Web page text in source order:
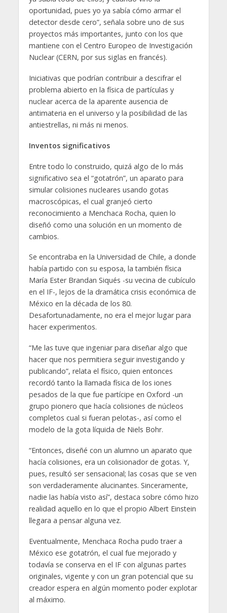
oportunidad, pues yo ya sabía cómo armar el
detector desde cero”, señala sobre uno de sus
proyectos más importantes, junto con los que
mantiene con el Centro Europeo de Investigación
Nuclear (CERN, por sus siglas en francés).
Iniciativas que podrían contribuir a descifrar el
problema abierto en la física de partículas y
nuclear acerca de la aparente ausencia de
antimateria en el universo y la posibilidad de las
antiestrellas, ni más ni menos.
Inventos significativos
Entre todo lo construido, quizá algo de lo más
significativo sea el “gotatrón”, un aparato para
simular colisiones nucleares usando gotas
macroscópicas, el cual granjeó cierto
reconocimiento a Menchaca Rocha, quien lo
diseñó como una solución en un momento de
cambios.
Se encontraba en la Universidad de Chile, a donde
había partido con su esposa, la también física
María Ester Brandan Siqués -su vecina de cubículo
en el IF-, lejos de la dramática crisis económica de
México en la década de los 80.
Desafortunadamente, no era el mejor lugar para
hacer experimentos.
“Me las tuve que ingeniar para diseñar algo que
hacer que nos permitiera seguir investigando y
publicando”, relata el físico, quien entonces
recordó tanto la llamada física de los iones
pesados de la que fue partícipe en Oxford -un
grupo pionero que hacía colisiones de núcleos
completos cual si fueran pelotas-, así como el
modelo de la gota líquida de Niels Bohr.
“Entonces, diseñé con un alumno un aparato que
hacía colisiones, era un colisionador de gotas. Y,
pues, resultó ser sensacional; las cosas que se ven
son verdaderamente alucinantes. Sinceramente,
nadie las había visto así”, destaca sobre cómo hizo
realidad aquello en lo que el propio Albert Einstein
llegara a pensar alguna vez.
Eventualmente, Menchaca Rocha pudo traer a
México ese gotatrón, el cual fue mejorado y
todavía se conserva en el IF con algunas partes
originales, vigente y con un gran potencial que su
creador espera en algún momento poder explotar
al máximo.